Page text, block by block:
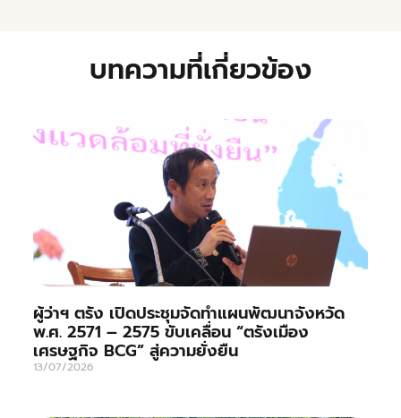
บทความที่เกี่ยวข้อง
ผู้ว่าฯ ตรัง เปิดประชุมจัดทำแผนพัฒนาจังหวัด
พ.ศ. 2571 – 2575 ขับเคลื่อน “ตรังเมือง
เศรษฐกิจ BCG” สู่ความยั่งยืน
13/07/2026